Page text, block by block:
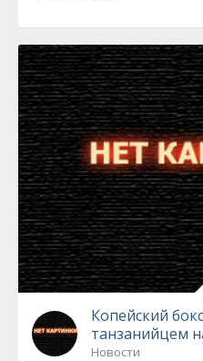
Копейский
танзанийцем
Новости